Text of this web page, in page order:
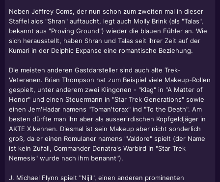
Neben Jeffrey Coms, der nun schon zum zweiten mal in dieser
Staffel alos "Shran" auftaucht, legt auch Molly Brink (als "Talas",
bekannt aus "Proving Ground") wieder die blauen Fühler an. Wie
sich herausstellt, haben Shran und Talas seit ihrer Zeit auf der
Kumari in der Delphic Expanse eine romantische Beziehung.
Die meisten anderen Gastdarsteller sind auch alte Trek-
Veteranen. Brian Thompson hat zum Beispiel viele Makeup-Rollen
gespielt, unter anderem zwei Klingonen - "Klag" in "A Matter of
Honor" und einen Steuermann in "Star Trek Generations" sowie
einen Jem'Hadar namens "Toman'torax" ind "To the Death". Am
besten dürfte man ihn aber als ausserirdischen Kopfgeldjäger in
AKTE X kennen. Diesmal ist sein Makeup aber nicht sonderlich
groß, da er einen Romulaner namens "Valdore" spielt (der Name
ist kein Zufall, Commander Donatra's Warbird in "Star Trek
Nemesis" wurde nach ihm benannt").
J. Michael Flynn spielt "Nijil", einen anderen prominenten